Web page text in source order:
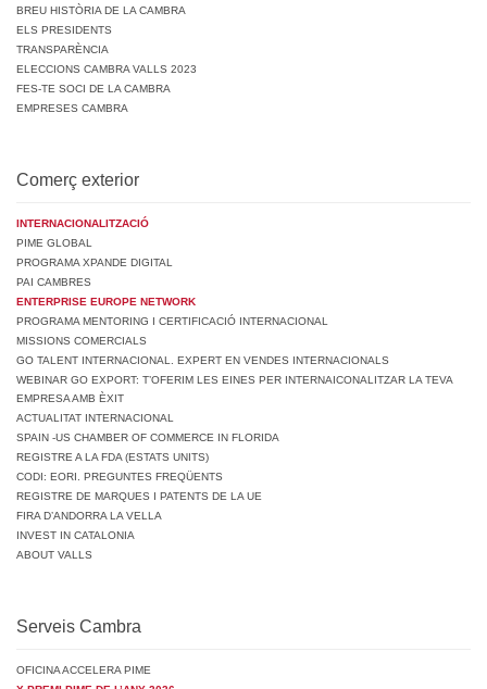
BREU HISTÒRIA DE LA CAMBRA
ELS PRESIDENTS
TRANSPARÈNCIA
ELECCIONS CAMBRA VALLS 2023
FES-TE SOCI DE LA CAMBRA
EMPRESES CAMBRA
Comerç exterior
INTERNACIONALITZACIÓ
PIME GLOBAL
PROGRAMA XPANDE DIGITAL
PAI CAMBRES
ENTERPRISE EUROPE NETWORK
PROGRAMA MENTORING I CERTIFICACIÓ INTERNACIONAL
MISSIONS COMERCIALS
GO TALENT INTERNACIONAL. EXPERT EN VENDES INTERNACIONALS
WEBINAR GO EXPORT: T’OFERIM LES EINES PER INTERNAICONALITZAR LA TEVA
EMPRESA AMB ÈXIT
ACTUALITAT INTERNACIONAL
SPAIN -US CHAMBER OF COMMERCE IN FLORIDA
REGISTRE A LA FDA (ESTATS UNITS)
CODI: EORI. PREGUNTES FREQÜENTS
REGISTRE DE MARQUES I PATENTS DE LA UE
FIRA D’ANDORRA LA VELLA
INVEST IN CATALONIA
ABOUT VALLS
Serveis Cambra
OFICINA ACCELERA PIME